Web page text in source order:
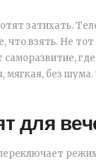
затихать.
взять. Не
без
для